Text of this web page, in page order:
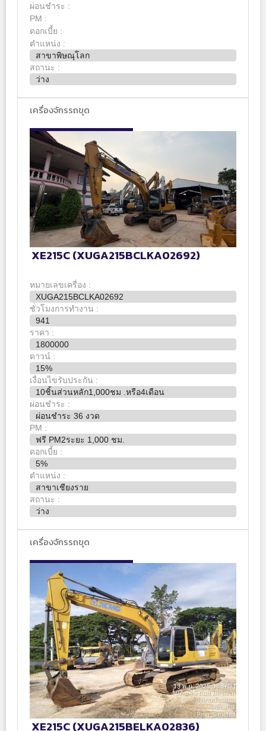
ผ่อนชำระ :
PM :
ดอกเบี้ย :
ตำแหน่ง :
สาขาพิษณุโลก
สถานะ :
ว่าง
เครื่องจักรรถขุด
XE215C (XUGA215BCLKA02692)
หมายเลขเครื่อง :
XUGA215BCLKA02692
ชั่วโมงการทำงาน :
941
ราคา :
1800000
ดาวน์ :
15%
เงื่อนไขรับประกัน :
10ชิ้นส่วนหลัก1,000ชม .หรือ4เดือน
ผ่อนชำระ :
ผ่อนชำระ 36 งวด
PM :
ฟรี PM2ระยะ 1,000 ชม.
ดอกเบี้ย :
5%
ตำแหน่ง :
สาขาเชียงราย
สถานะ :
ว่าง
เครื่องจักรรถขุด
XE215C (XUGA215BELKA02836)